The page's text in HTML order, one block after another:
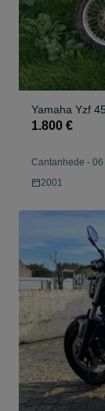
Yamaha Yzf
1.800 €
Cantanhede - 06
2001